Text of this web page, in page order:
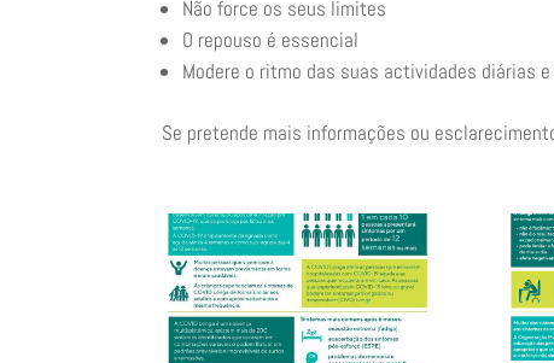
Não force os seus limites
O repouso é essencial
Modere o ritmo das suas actividades diárias
Se pretende mais informações ou